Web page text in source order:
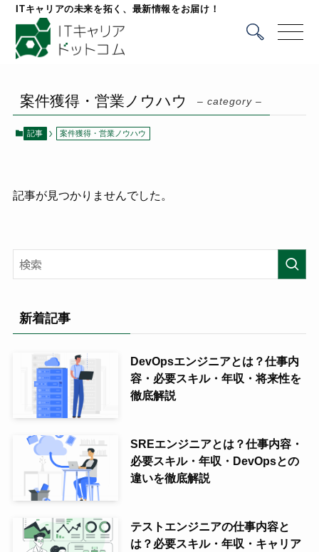
ITキャリアの未来を拓く、最新情報をお届け！
案件獲得・営業ノウハウ – category –
記事 案件獲得・営業ノウハウ
記事が見つかりませんでした。
新着記事
DevOpsエンジニアとは？仕事内
容・必要スキル・年収・将来性を
徹底解説
SREエンジニアとは？仕事内容・
必要スキル・年収・DevOpsとの
違いを徹底解説
テストエンジニアの仕事内容と
は？必要スキル・年収・キャリア